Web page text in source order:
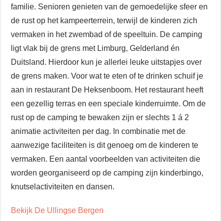
familie. Senioren genieten van de gemoedelijke sfeer en
de rust op het kampeerterrein, terwijl de kinderen zich
vermaken in het zwembad of de speeltuin. De camping
ligt vlak bij de grens met Limburg, Gelderland én
Duitsland. Hierdoor kun je allerlei leuke uitstapjes over
de grens maken. Voor wat te eten of te drinken schuif je
aan in restaurant De Heksenboom. Het restaurant heeft
een gezellig terras en een speciale kinderruimte. Om de
rust op de camping te bewaken zijn er slechts 1 á 2
animatie activiteiten per dag. In combinatie met de
aanwezige faciliteiten is dit genoeg om de kinderen te
vermaken. Een aantal voorbeelden van activiteiten die
worden georganiseerd op de camping zijn kinderbingo,
knutselactiviteiten en dansen.
Bekijk De Ullingse Bergen